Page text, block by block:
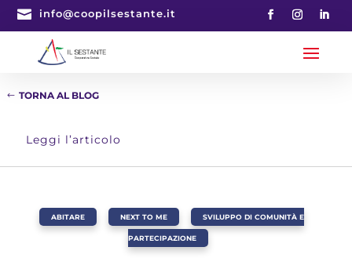
 info@coopilsestante.it
TORNA AL BLOG
Leggi l’articolo
ABITARE NEXT TO ME SVILUPPO DI COMUNITÀ E
PARTECIPAZIONE